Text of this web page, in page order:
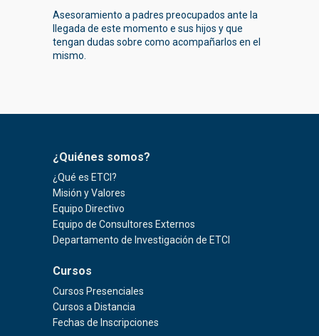
Asesoramiento a padres preocupados ante la
llegada de este momento e sus hijos y que
tengan dudas sobre como acompañarlos en el
mismo.
¿Quiénes somos?
¿Qué es ETCI?
Misión y Valores
Equipo Directivo
Equipo de Consultores Externos
Departamento de Investigación de ETCI
Cursos
Cursos Presenciales
Cursos a Distancia
Fechas de Inscripciones